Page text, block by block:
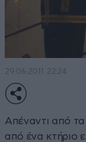
29·06·2011 22:24
Απέναντι από
από ένα κτήριο